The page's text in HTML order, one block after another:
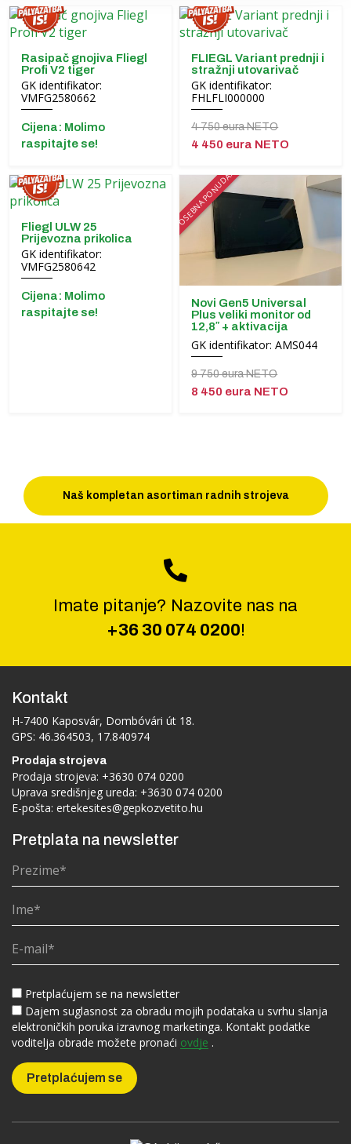
Rasipač gnojiva Fliegl
Profi V2 tiger
GK identifikator:
VMFG2580662
Cijena: Molimo
raspitajte se!
FLIEGL Variant prednji i
stražnji utovarivač
GK identifikator:
FHLFLI000000
4 750 eura NETO
4 450 eura NETO
Fliegl ULW 25
Prijevozna prikolica
GK identifikator:
VMFG2580642
Cijena: Molimo
raspitajte se!
POSEBNA PONUDA!
Novi Gen5 Universal
Plus veliki monitor od
12,8″ + aktivacija
GK identifikator: AMS044
9 750 eura NETO
8 450 eura NETO
Naš kompletan asortiman radnih strojeva
Imate pitanje? Nazovite nas na
+36 30 074 0200!
Kontakt
H-7400 Kaposvár, Dombóvári út 18.
GPS: 46.364503, 17.840974
Prodaja strojeva
Prodaja strojeva: +3630 074 0200
Uprava središnjeg ureda: +3630 074 0200
E-pošta: ertekesites@gepkozvetito.hu
Pretplata na newsletter
Pretplaćujem se na newsletter
Dajem suglasnost za obradu mojih podataka u svrhu slanja
elektroničkih poruka izravnog marketinga. Kontakt podatke
voditelja obrade možete pronaći ovdje .